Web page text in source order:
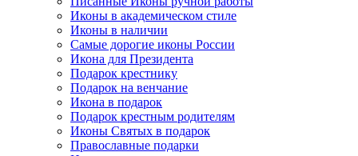
Иконы в академическом стиле
Иконы в наличии
Самые дорогие иконы России
Икона для Президента
Подарок крестнику
Подарок на венчание
Икона в подарок
Подарок крестным родителям
Иконы Святых в подарок
Православные подарки